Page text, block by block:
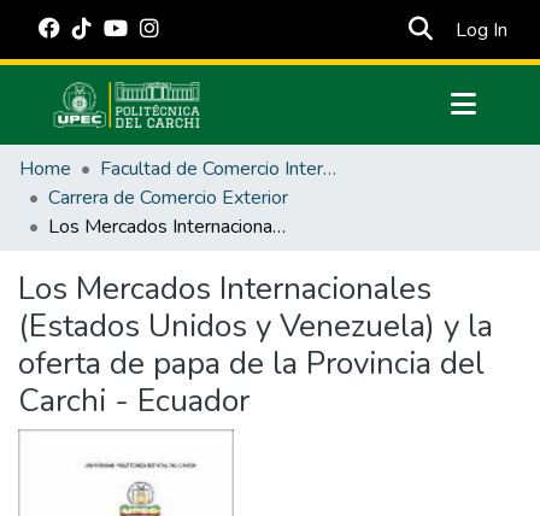
Log In
Communities & Collections
All of DSpace
Statistics
Estadísticas Externas
Manuales
Home
Facultad de Comercio Internacional, Integración, Administración y Economía Empresarial
Carrera de Comercio Exterior
Los Mercados Internacionales (Estados Unidos y Venezuela) y la oferta de papa de la Provincia del Carchi - Ecuador
Los Mercados Internacionales
(Estados Unidos y Venezuela) y la
oferta de papa de la Provincia del
Carchi - Ecuador